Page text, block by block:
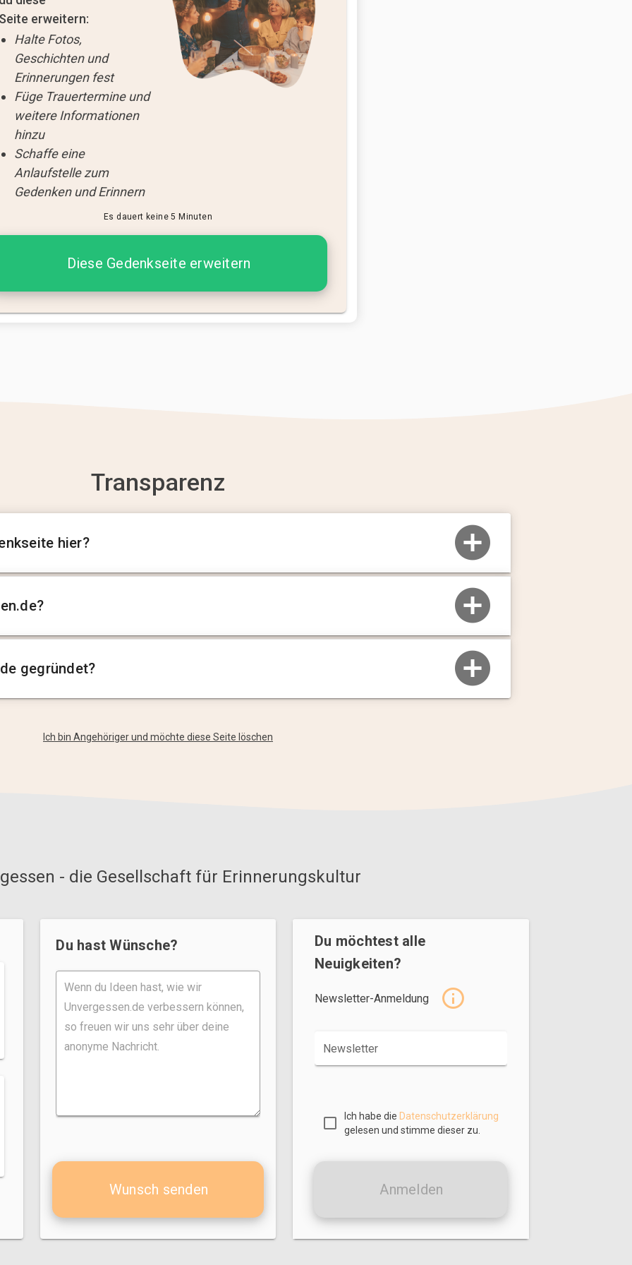
erweitern:
Halte Fotos,
Geschichten und
Erinnerungen fest
Füge Trauertermine und
weitere Informationen
hinzu
Schaffe eine
Anlaufstelle zum
Gedenken und Erinnern
Es dauert keine 5 Minuten
Diese Gedenkseite erweitern
Transparenz
hier?
gegründet?
Ich bin Angehöriger und möchte diese Seite löschen
- die Gesellschaft für Erinnerungskultur
Du hast Wünsche?
Wunsch senden
Du möchtest alle
Neuigkeiten?
Newsletter-Anmeldung
Newsletter
Ich habe die Datenschutzerklärung
gelesen und stimme dieser zu.
Anmelden